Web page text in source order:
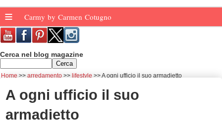
≡ Carmy by Carmen Cotugno
Cerca nel blog magazine
Home arredamento lifestyle A ogni ufficio il suo armadietto
A ogni ufficio il suo
armadietto